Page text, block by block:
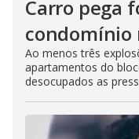
Carro pega
condomínio
Ao menos três
apartamentos do
desocupados as